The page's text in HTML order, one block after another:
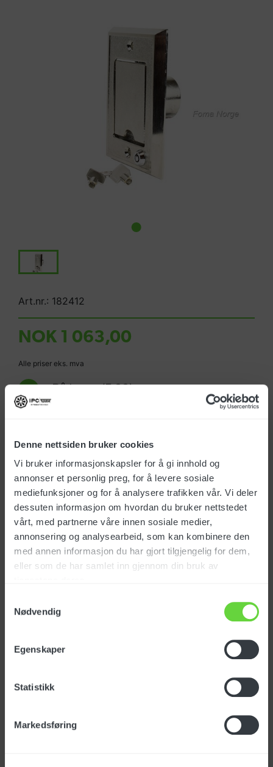
Denne nettsiden bruker cookies
Vi bruker informasjonskapsler for å gi innhold og
annonser et personlig preg, for å levere sosiale
mediefunksjoner og for å analysere trafikken vår. Vi deler
dessuten informasjon om hvordan du bruker nettstedet
vårt, med partnerne våre innen sosiale medier,
annonsering og analysearbeid, som kan kombinere den
med annen informasjon du har gjort tilgjengelig for dem,
eller som de har samlet inn gjennom din bruk av
Nødvendig
Egenskaper
Statistikk
Markedsføring
Art.nr.: 182412
NOK 1 063,00
Alle priser eks. mva
På lager(5,00)
NOBB-nr: 42200514
Opprinnelsesland:
Produktinfo.
Spesifikasjoner